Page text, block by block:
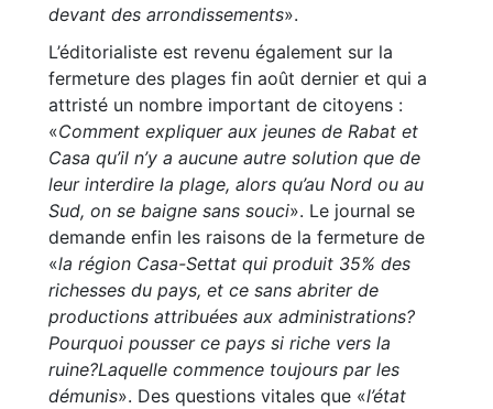
devant des arrondissements».
L’éditorialiste est revenu également sur la
fermeture des plages fin août dernier et qui a
attristé un nombre important de citoyens :
«Comment expliquer aux jeunes de Rabat et
Casa qu’il n’y a aucune autre solution que de
leur interdire la plage, alors qu’au Nord ou au
Sud, on se baigne sans souci». Le journal se
demande enfin les raisons de la fermeture de
«la région Casa-Settat qui produit 35% des
richesses du pays, et ce sans abriter de
productions attribuées aux administrations?
Pourquoi pousser ce pays si riche vers la
ruine?Laquelle commence toujours par les
démunis». Des questions vitales que «l’état